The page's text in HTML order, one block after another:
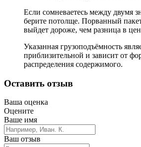
Если сомневаетесь между двумя
берите потолще. Порванный
выйдет дороже, чем разница в
Указанная грузоподъёмность
приблизительной и зависит от
распределения содержимого.
Оставить отзыв
Ваша оценка
Оцените
Ваше имя
Ваш отзыв